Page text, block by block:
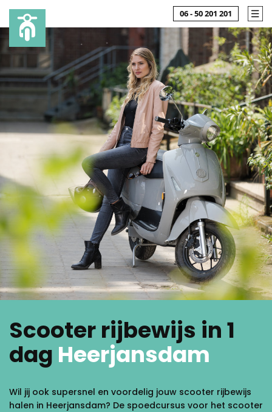
06 - 50 201 201
Scooter rijbewijs in 1
dag Heerjansdam
Wil jij ook supersnel en voordelig jouw scooter rijbewijs
halen in Heerjansdam? De spoedcursus voor het scooter